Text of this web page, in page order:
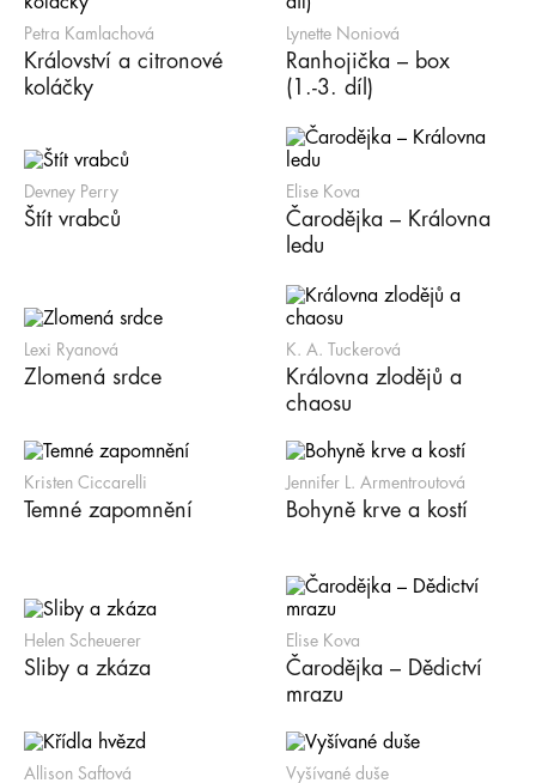
Petra Kamlachová
Království a citronové
koláčky
Lynette Noniová
Ranhojička – box
(1.-3. díl)
Devney Perry
Štít vrabců
Elise Kova
Čarodějka – Královna
ledu
Lexi Ryanová
Zlomená srdce
K. A. Tuckerová
Královna zlodějů a
chaosu
Kristen Ciccarelli
Temné zapomnění
Jennifer L. Armentroutová
Bohyně krve a kostí
Helen Scheuerer
Sliby a zkáza
Elise Kova
Čarodějka – Dědictví
mrazu
Allison Saftová Vyšívané duše